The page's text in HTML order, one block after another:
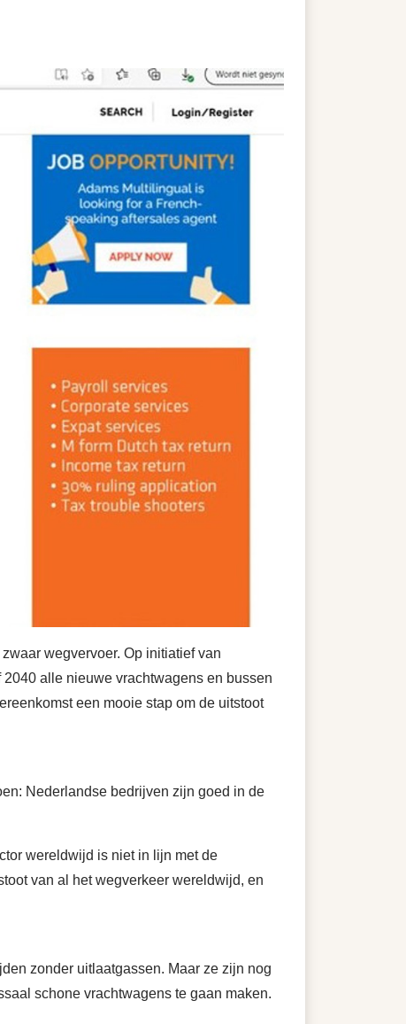
wegvervoer. Op initiatief van
alle nieuwe vrachtwagens en bussen
een mooie stap om de uitstoot
Nederlandse bedrijven zijn goed in de
wereldwijd is niet in lijn met de
van al het wegverkeer wereldwijd, en
zonder uitlaatgassen. Maar ze zijn nog
schone vrachtwagens te gaan maken.